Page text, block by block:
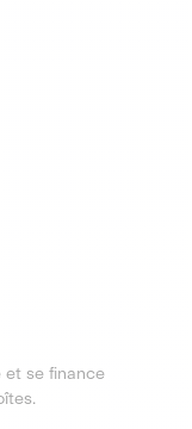
et se finance